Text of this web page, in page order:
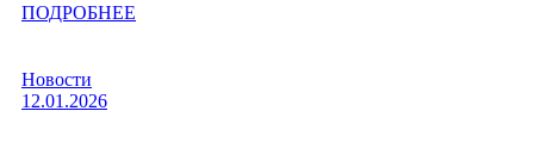
ПОДРОБНЕЕ
Новости
12.01.2026